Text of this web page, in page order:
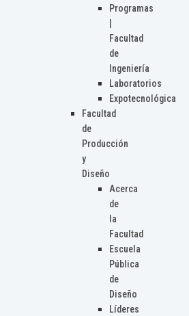
Programas
Facultad
de
Ingeniería
Laboratorios
Expotecnológica
Facultad
de
Producción
y
Diseño
Acerca
de
la
Facultad
Escuela
Pública
de
Diseño
Líderes